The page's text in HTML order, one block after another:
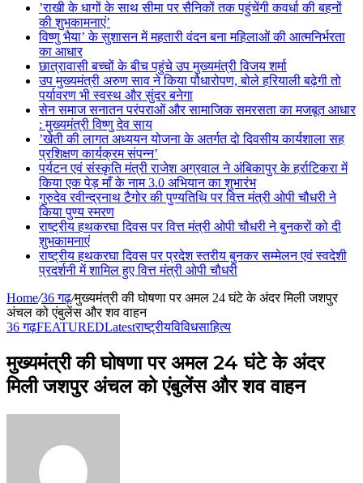
’राखी के धागों के साथ सीमा पर सैनिकों तक पहुंचेंगी कवर्धा की बहनों
की शुभकामनाएं’
विष्णु भैया’ के सुशासन में महतारी वंदन बना महिलाओं की आत्मनिर्भरता
का आधार
छात्रावासी बच्चों के बीच पहुंचे उप मुख्यमंत्री विजय शर्मा
उप मुख्यमंत्री अरुण साव ने किया पौधारोपण, बोले हरियाली बढ़ेगी तो
पर्यावरण भी स्वस्थ और सुंदर बनेगा
सेन समाज सनातन परंपराओं और सामाजिक समरसता का मजबूत आधार
: मुख्यमंत्री विष्णु देव साय
’खेती की लागत अध्ययन योजना के अतर्गत दो दिवसीय कार्यशाला सह
प्रशिक्षण कार्यक्रम संपन्न’
पर्यटन एवं संस्कृति मंत्री राजेश अग्रवाल ने अंबिकापुर के हर्राटिकरा में
किया एक पेड़ माँ के नाम 3.0 अभियान का शुभारंभ
गुरुदेव रवीन्द्रनाथ टैगोर की पुण्यतिथि पर वित्त मंत्री ओपी चौधरी ने
किया पुण्य स्मरण
राष्ट्रीय हथकरघा दिवस पर वित्त मंत्री ओपी चौधरी ने बुनकरों को दी
शुभकामनाएं
राष्ट्रीय हथकरघा दिवस पर प्रदेश स्तरीय बुनकर सम्मेलन एवं स्वदेशी
प्रदर्शनी में शामिल हुए वित्त मंत्री ओपी चौधरी
Home/36 गढ़/मुख्यमंत्री की घोषणा पर अमल 24 घंटे के अंदर मिली जशपुर
अंचल को एंबुलेंस और शव वाहन
36 गढ़FEATUREDLatestराष्ट्रीयविविधसाहित्य
मुख्यमंत्री की घोषणा पर अमल 24 घंटे के अंदर
मिली जशपुर अंचल को एंबुलेंस और शव वाहन